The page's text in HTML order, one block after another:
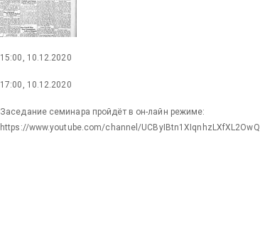
15:00, 10.12.2020
17:00, 10.12.2020
Заседание семинара пройдёт в он-лайн режиме:
https://www.youtube.com/channel/UCByIBtn1XIqnhzLXfXL2OwQ